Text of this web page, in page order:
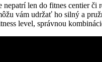
nepatrí len do fitnes centier
vám udržať ho silný a
level, správnou